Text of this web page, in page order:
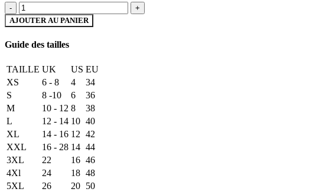
quantité
de
TOP
NOEUD
AJOUTER AU PANIER
Guide des tailles
TAILLE UK US EU
XS
6 - 8 4
34
S
8 -10 6
36
M
10 - 12 8
38
L
12 - 14 10 40
XL
14 - 16 12 42
XXL
16 - 28 14 44
3XL
22 16 46
4Xl
24 18 48
5XL
26 20 50